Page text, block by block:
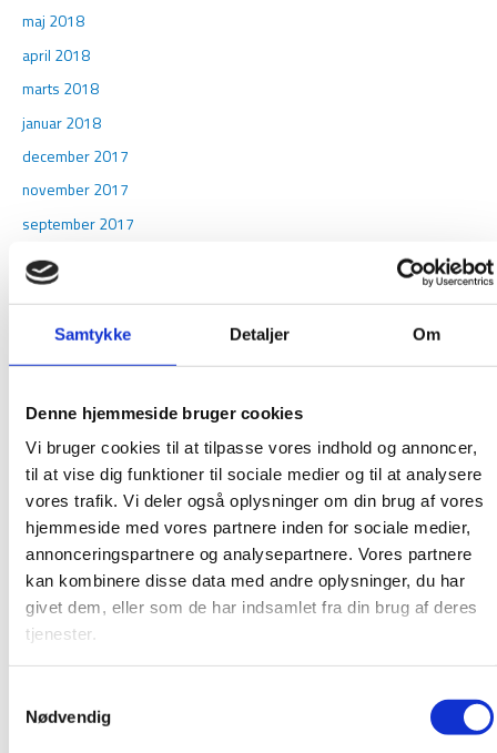
Samtykke Detaljer Om
Denne hjemmeside bruger cookies
Vi bruger cookies til at tilpasse vores indhold og annoncer,
til at vise dig funktioner til sociale medier og til at analysere
vores trafik. Vi deler også oplysninger om din brug af vores
hjemmeside med vores partnere inden for sociale medier,
annonceringspartnere og analysepartnere. Vores partnere
kan kombinere disse data med andre oplysninger, du har
givet dem, eller som de har indsamlet fra din brug af deres
tjenester.
Nødvendig
maj 2018
april 2018
marts 2018
januar 2018
december 2017
november 2017
september 2017
august 2017
juli 2017
juni 2017
maj 2017
marts 2017
februar 2017
januar 2017
december 2016
november 2016
september 2016
august 2016
maj 2016